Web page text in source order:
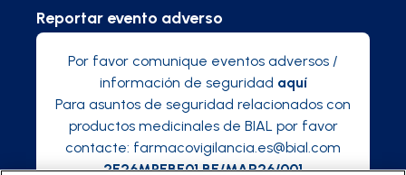
Reportar evento adverso
Por favor comunique eventos adversos /
información de seguridad aquí
Para asuntos de seguridad relacionados con
productos medicinales de BIAL por favor
contacte: farmacovigilancia.es@bial.com
2E26MPEBE01 BE/MAR26/001